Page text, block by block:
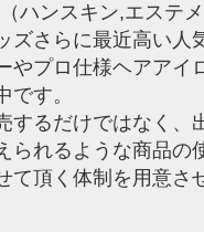
ハンスキン,エステ
ズさらに最近高い人
やプロ仕様ヘアアイ
です。
するだけではなく、
られるような商品の
て頂く体制を用意さ